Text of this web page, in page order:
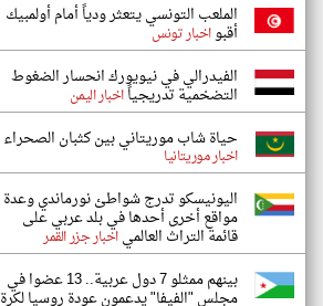
الملعب التونسي يتعثر ودياً أمام أولمبيك
أقبواخبار تونس
الفيدرالي في نيويورك انحسار الضغوط
التضخمية تدريجياًاخبار اليمن
حياة شاب موريتاني بين كثبان الصحراء
اخبار موريتانيا
اليونيسكو تدرج شواطئ نورماندي وعدة
مواقع أخرى أحدها في بلد عربي على
قائمة التراث العالمياخبار جزر القمر
بينهم ممثلو 7 دول عربية.. 13 عضوا في
مجلس "الفيفا" يدعمون عودة روسيا لكرة